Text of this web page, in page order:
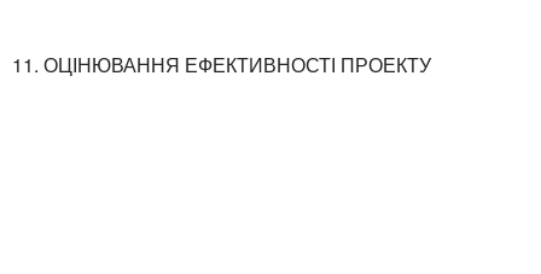
11. ОЦІНЮВАННЯ ЕФЕКТИВНОСТІ ПРОЕКТУ